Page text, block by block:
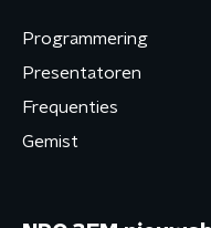
Programmering
Presentatoren
Frequenties
Gemist